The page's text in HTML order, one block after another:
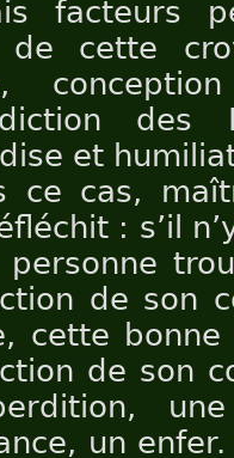
facteurs
de cette
des
et
ce cas,
: s’il
personne
de son
cette
de son
un